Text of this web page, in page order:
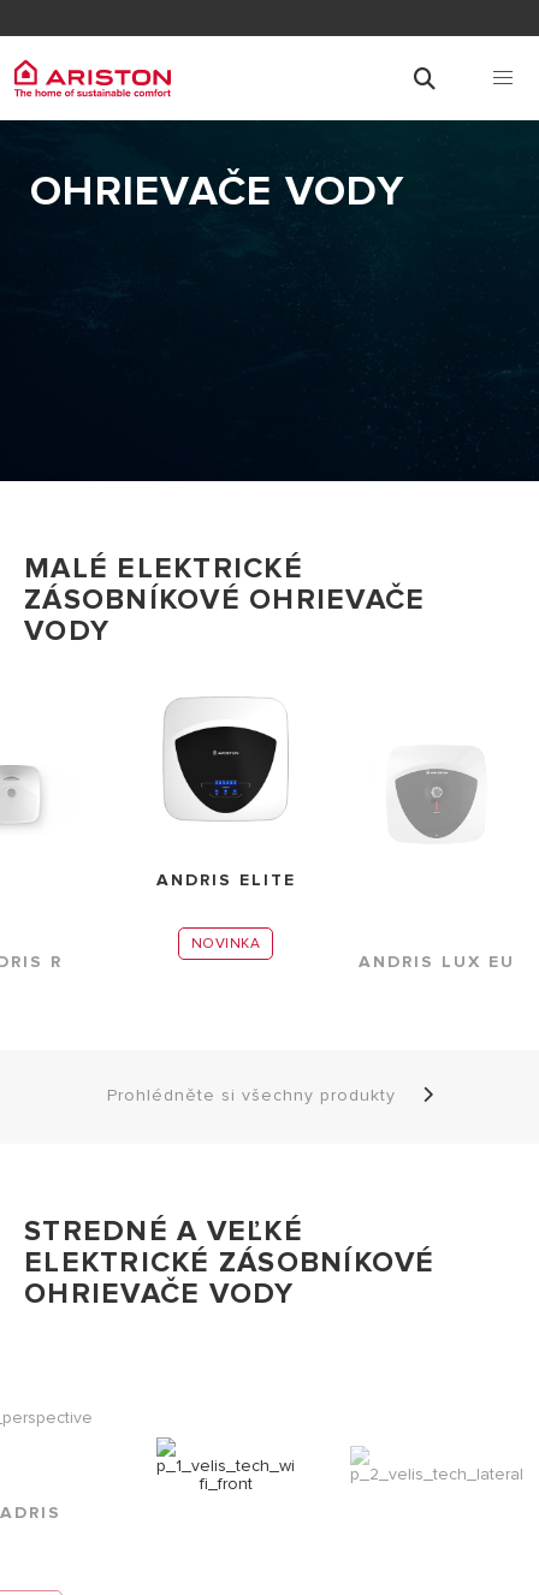
OHRIEVAČE VODY
MALÉ ELEKTRICKÉ
ZÁSOBNÍKOVÉ OHRIEVAČE
VODY
R
ANDRIS ELITE
NOVINKA
ANDRIS LUX EU
Prohlédněte si všechny produkty
STREDNÉ A VEĽKÉ
ELEKTRICKÉ ZÁSOBNÍKOVÉ
OHRIEVAČE VODY